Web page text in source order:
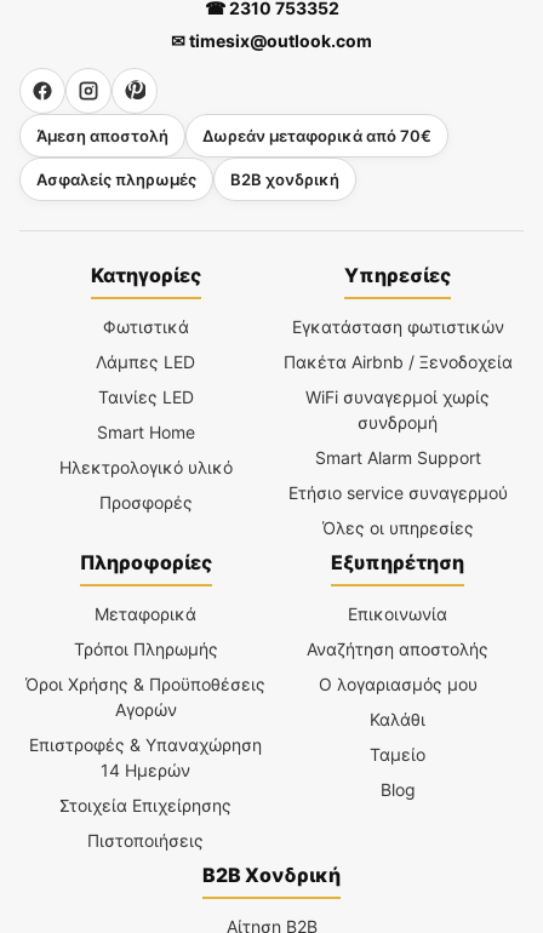
☎ 2310 753352
✉ timesix@outlook.com
Άμεση αποστολή Δωρεάν μεταφορικά από 70€
Ασφαλείς πληρωμές B2B χονδρική
Κατηγορίες
Φωτιστικά
Λάμπες LED
Ταινίες LED
Smart Home
Ηλεκτρολογικό υλικό
Προσφορές
Υπηρεσίες
Εγκατάσταση φωτιστικών
Πακέτα Airbnb / Ξενοδοχεία
WiFi συναγερμοί χωρίς
συνδρομή
Smart Alarm Support
Ετήσιο service συναγερμού
Όλες οι υπηρεσίες
Πληροφορίες
Μεταφορικά
Τρόποι Πληρωμής
Όροι Χρήσης & Προϋποθέσεις
Αγορών
Επιστροφές & Υπαναχώρηση
14 Ημερών
Στοιχεία Επιχείρησης
Πιστοποιήσεις
Εξυπηρέτηση
Επικοινωνία
Αναζήτηση αποστολής
Ο λογαριασμός μου
Καλάθι
Ταμείο
Blog
B2B Χονδρική
Αίτηση B2B